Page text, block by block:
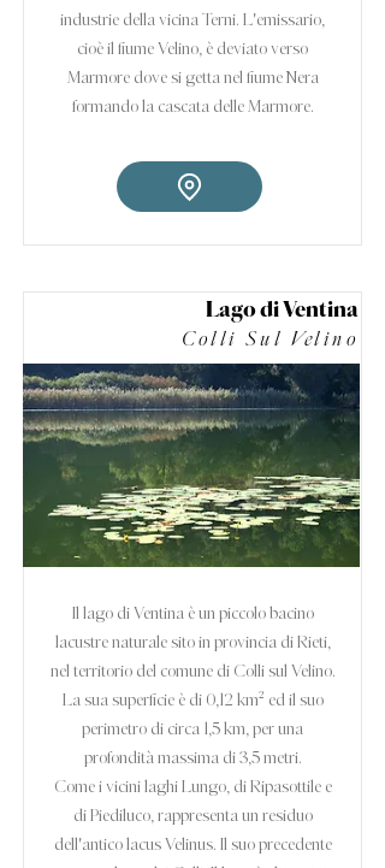
industrie della vicina Terni. L'emissario,
cioè il fiume Velino, è deviato verso
Marmore dove si getta nel fiume Nera
formando la cascata delle Marmore.
Lago di Ventina
Colli Sul Velino
Il lago di Ventina è un piccolo bacino
lacustre naturale sito in provincia di Rieti,
nel territorio del comune di Colli sul Velino.
La sua superficie è di 0,12 km² ed il suo
perimetro di circa 1,5 km, per una
profondità massima di 3,5 metri.
Come i vicini laghi Lungo, di Ripasottile e
di Piediluco, rappresenta un residuo
dell'antico lacus Velinus. Il suo precedente